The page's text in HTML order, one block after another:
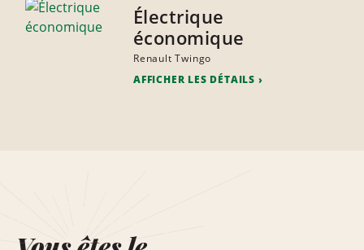
Électrique
économique
Renault Twingo
AFFICHER LES DÉTAILS